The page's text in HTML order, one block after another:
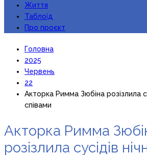
Життя
Таблоїд
Про проєкт
Головна
2025
Червень
22
Акторка Римма Зюбіна розізлила
співами
Акторка Римма
розізлила сусідів